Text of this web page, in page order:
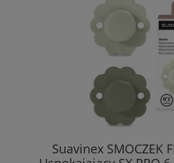
Suavinex SMOCZEK